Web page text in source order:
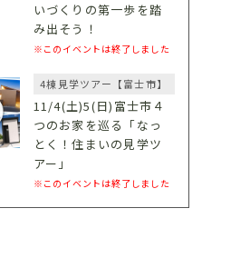
いづくりの第一歩を踏
み出そう！
※このイベントは終了しました
4棟見学ツアー【富士市】
11/4(土)5(日)富士市４
つのお家を巡る「なっ
とく！住まいの見学ツ
アー」
※このイベントは終了しました